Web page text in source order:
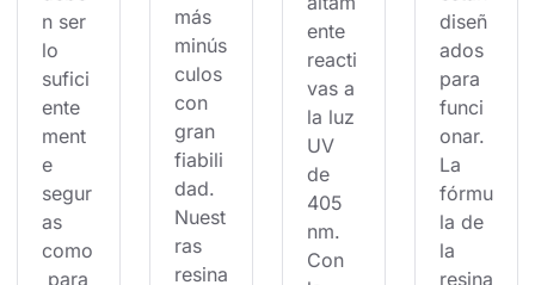
n ser
lo
sufici
ente
ment
e
segur
as
como
para
más
minús
culos
con
gran
fiabili
dad.
Nuest
ras
resina
ente
reacti
vas a
la luz
UV
de
405
nm.
Con
diseñ
ados
para
funci
onar.
La
fórmu
la de
la
resina